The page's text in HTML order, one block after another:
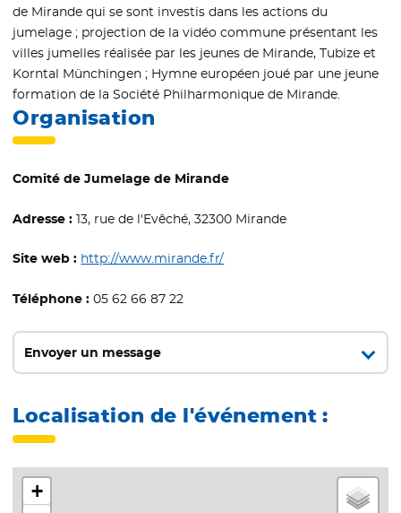
de Mirande qui se sont investis dans les actions du
jumelage ; projection de la vidéo commune présentant les
villes jumelles réalisée par les jeunes de Mirande, Tubize et
Korntal Münchingen ; Hymne européen joué par une jeune
formation de la Société Philharmonique de Mirande.
Organisation
Comité de Jumelage de Mirande
Adresse : 13, rue de l'Evêché, 32300 Mirande
Site web : http://www.mirande.fr/
Téléphone : 05 62 66 87 22
Envoyer un message
Localisation de l'événement :
+